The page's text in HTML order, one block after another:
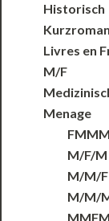
Historisch
Livres en
M/F
Menage
FMMM
M/F/M
M/M/F
M/M/
MMFM